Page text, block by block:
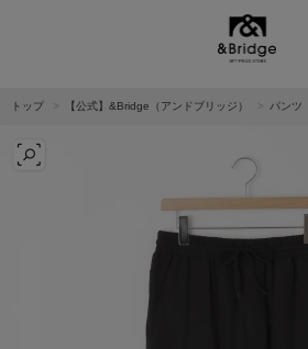
トップ 【公式】&Bridge（アンドブリッジ） パンツ